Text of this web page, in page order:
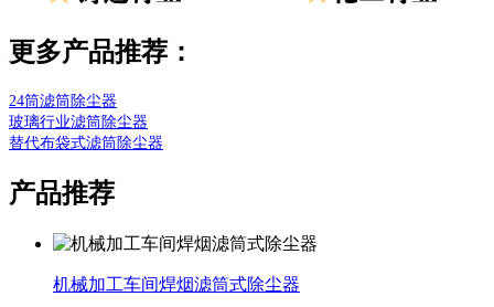
更多产品推荐：
24筒滤筒除尘器
玻璃行业滤筒除尘器
替代布袋式滤筒除尘器
产品推荐
机械加工车间焊烟滤筒式除尘器